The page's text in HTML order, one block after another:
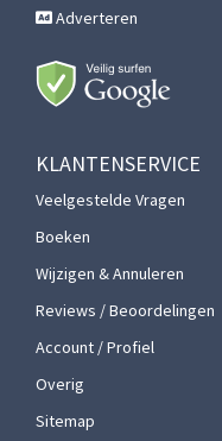
Adverteren
KLANTENSERVICE
Veelgestelde Vragen
Boeken
Wijzigen & Annuleren
Reviews / Beoordelingen
Account / Profiel
Overig
Sitemap